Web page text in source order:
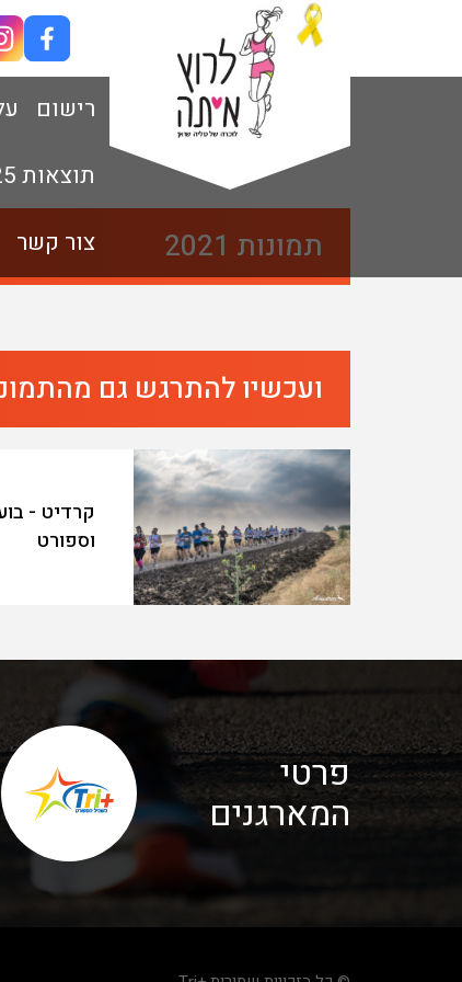
רישום
תוצאות 2025
צור קשר
תמונות 2021
ועכשיו להתרגש גם
קרדיט -
וספורט
פרטי
המארגנים